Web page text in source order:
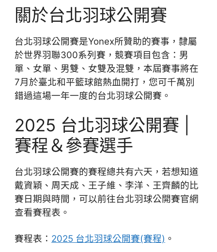
關於台北羽球公開賽
台北羽球公開賽是Yonex所贊助的賽事，隸屬
於世界羽聯300系列賽，競賽項目包含：男
單、女單、男雙、女雙及混雙，本屆賽事將在
7月於臺北和平籃球館熱血開打，您可千萬別
錯過這場一年一度的台北羽球公開賽。
2025 台北羽球公開賽 |
賽程＆參賽選手
台北羽球公開賽的賽程總共有六天，若想知道
戴資穎、周天成、王子維、李洋、王齊麟的比
賽日期與時間，可以前往台北羽球公開賽官網
查看賽程表。
賽程表： 2025 台北羽球公開賽(賽程) 。